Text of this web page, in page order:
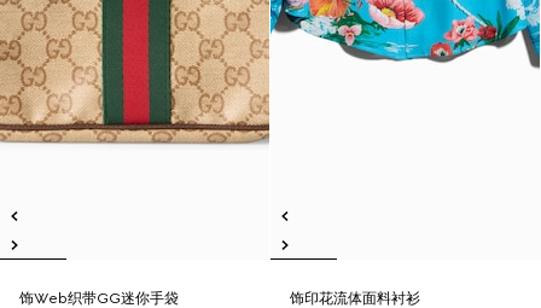
饰Web织带GG迷你手袋
饰印花流体面料衬衫